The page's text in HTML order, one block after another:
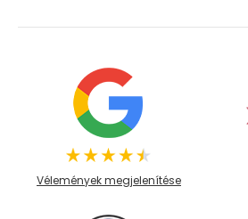
Vélemények megjelenítése